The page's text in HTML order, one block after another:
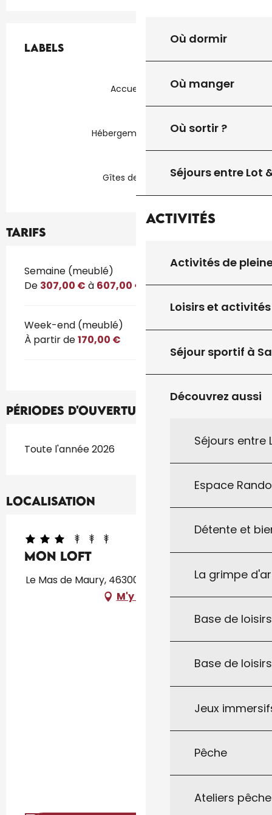
Où dormir
Où manger
Où sortir ?
Séjours entre Lot
Activités
Activités de
Loisirs et activités
Séjour sportif à
Découvrez aussi
Séjours entre
Espace
Détente et
La grimpe
Base de
Base de
Jeux
Pêche
Ateliers
Labels
Labels
Accueil Vélo
Hébergement pêche
Gîtes de France
Tarifs
Tarifs 2026
Semaine (meublé)
De 307,00 € à 607,00 €
Week-end (meublé)
À partir de170,00 €
Périodes d'ouverture
Toute l'année 2026
Localisation
Mon Loft
Le Mas de Maury, 46300 Saint-Cirq-Souillaguet
M'y rendre